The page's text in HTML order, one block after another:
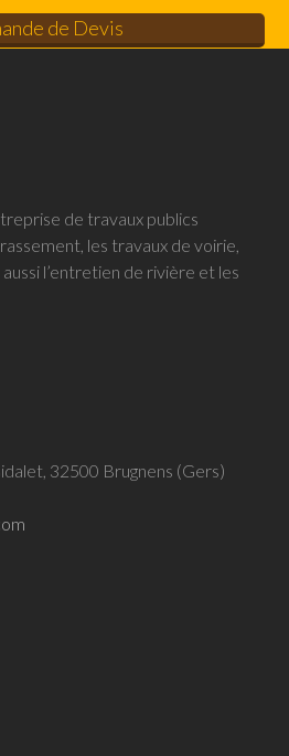
de Devis
de travaux publics
les travaux de voirie,
aussi l’entretien de rivière et les
32500 Brugnens (Gers)